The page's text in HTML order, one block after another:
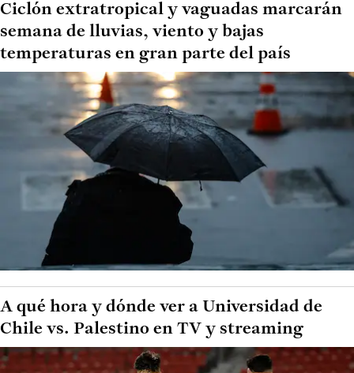
Ciclón extratropical y vaguadas marcarán
semana de lluvias, viento y bajas
temperaturas en gran parte del país
A qué hora y dónde ver a Universidad de
Chile vs. Palestino en TV y streaming